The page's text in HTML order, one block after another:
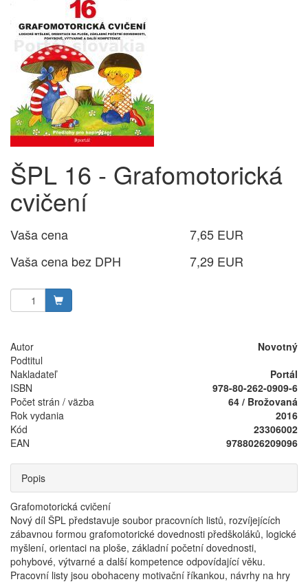
ŠPL 16 - Grafomotorická
cvičení
Vaša cena
7,65 EUR
Vaša cena bez DPH
7,29 EUR
Autor
Novotný
Podtitul
Nakladateľ
Portál
ISBN
978-80-262-0909-6
Počet strán / väzba
64 / Brožovaná
Rok vydania
2016
Kód
23306002
EAN
9788026209096
Popis
Grafomotorická cvičení
Nový díl ŠPL představuje soubor pracovních listů, rozvíjejících
zábavnou formou grafomotorické dovednosti předškoláků, logické
myšlení, orientaci na ploše, základní početní dovednosti,
pohybové, výtvarné a další kompetence odpovídající věku.
Pracovní listy jsou obohaceny motivační říkankou, návrhy na hry